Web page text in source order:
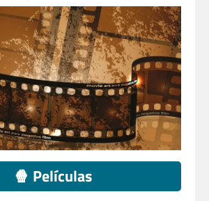
🍿 Películas